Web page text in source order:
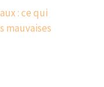
: ce qui
mauvaises